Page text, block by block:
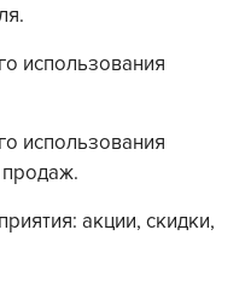
использования
использования
продаж.
акции, скидки,